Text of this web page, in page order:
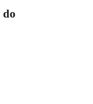
do